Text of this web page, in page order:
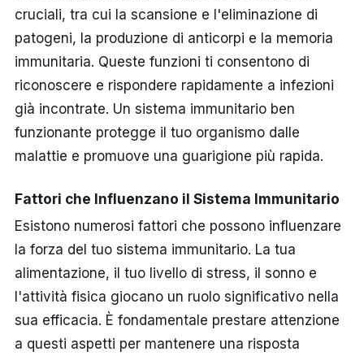
cruciali, tra cui la scansione e l'eliminazione di
patogeni, la produzione di anticorpi e la memoria
immunitaria. Queste funzioni ti consentono di
riconoscere e rispondere rapidamente a infezioni
già incontrate. Un sistema immunitario ben
funzionante protegge il tuo organismo dalle
malattie e promuove una guarigione più rapida.
Fattori che Influenzano il Sistema Immunitario
Esistono numerosi fattori che possono influenzare
la forza del tuo sistema immunitario. La tua
alimentazione, il tuo livello di stress, il sonno e
l'attività fisica giocano un ruolo significativo nella
sua efficacia. È fondamentale prestare attenzione
a questi aspetti per mantenere una risposta